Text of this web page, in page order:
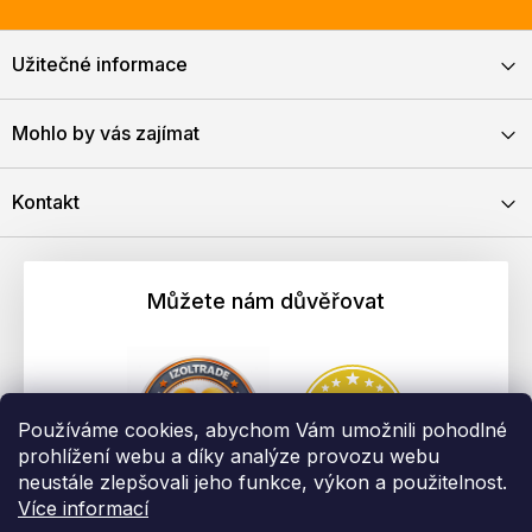
Používáme cookies, abychom Vám umožnili pohodlné
prohlížení webu a díky analýze provozu webu
neustále zlepšovali jeho funkce, výkon a použitelnost.
Více informací
Užitečné informace
Mohlo by vás zajímat
Kontakt
Můžete nám důvěřovat